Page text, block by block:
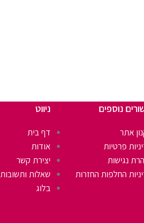
נוספים
אתר
פרטיות
נגישות
החלפות החזרות
ניווט
דף בית
אודות
יצירת קשר
שאלות ותשובות
בלוג